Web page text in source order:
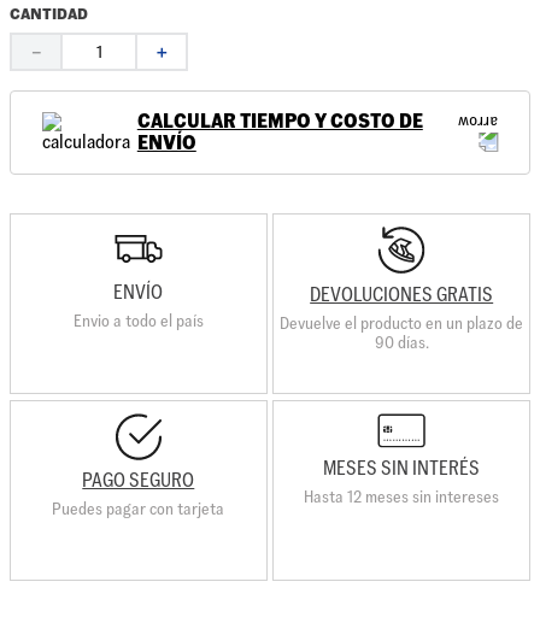
CANTIDAD
＋
－
CALCULAR TIEMPO Y COSTO DE
ENVÍO
ENVÍO
Envio a todo el país
DEVOLUCIONES GRATIS
Devuelve el producto en un plazo de
90 días.
PAGO SEGURO
Puedes pagar con tarjeta
MESES SIN INTERÉS
Hasta 12 meses sin intereses